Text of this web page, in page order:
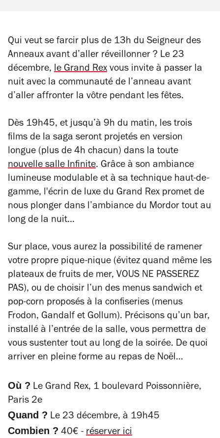
Qui veut se farcir plus de 13h du Seigneur des
Anneaux avant d’aller réveillonner ? Le 23
décembre, le Grand Rexvous invite à passer la
nuit avec la communauté de l’anneau avant
d’aller affronter la vôtre pendant les fêtes.
Dès 19h45, et jusqu’à 9h du matin, les trois
films de la saga seront projetés en version
longue (plus de 4h chacun) dans la toute
nouvelle salle Infinite. Grâce à son ambiance
lumineuse modulable et à sa technique haut-de-
gamme, l'écrin de luxe du Grand Rex promet de
nous plonger dans l’ambiance du Mordor tout au
long de la nuit…
Sur place, vous aurez la possibilité de ramener
votre propre pique-nique (évitez quand même les
plateaux de fruits de mer, VOUS NE PASSEREZ
PAS), ou de choisir l’un des menus sandwich et
pop-corn proposés à la confiseries (menus
Frodon, Gandalf et Gollum). Précisons qu’un bar,
installé à l’entrée de la salle, vous permettra de
vous sustenter tout au long de la soirée. De quoi
arriver en pleine forme au repas de Noël…
Où ? Le Grand Rex, 1 boulevard Poissonnière,
Paris 2e
Quand ? Le 23 décembre, à 19h45
Combien ? 40€ - réserver ici